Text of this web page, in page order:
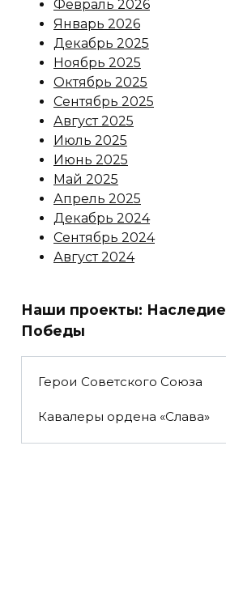
Февраль 2026
Январь 2026
Декабрь 2025
Ноябрь 2025
Октябрь 2025
Сентябрь 2025
Август 2025
Июль 2025
Июнь 2025
Май 2025
Апрель 2025
Декабрь 2024
Сентябрь 2024
Август 2024
Наши проекты: Наследие
Победы
Герои Советского Союза
Кавалеры ордена «Слава»